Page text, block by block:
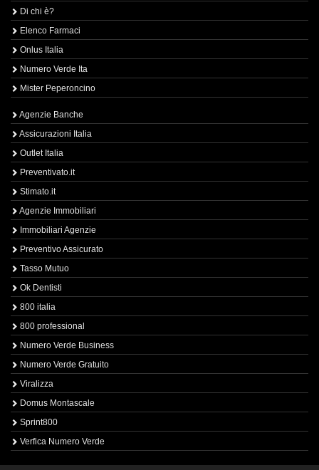
Di chi è?
Elenco Farmaci
Onlus Italia
Numero Verde Ita
Mister Peperoncino
Agenzie Banche
Assicurazioni Italia
Outlet Italia
Preventivato.it
Stimato.it
Agenzie Immobiliari
Immobiliari Agenzie
Preventivo Assicurato
Tasso Mutuo
Ok Dentisti
800 italia
800 professional
Numero Verde Business
Numero Verde Gratuito
Viralizza
Domus Montascale
Sprint800
Verfica Numero Verde